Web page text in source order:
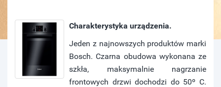
Charakterystyka urządzenia.
Jeden z najnowszych produktów marki
Bosch. Czarna obudowa wykonana ze
szkła, maksymalnie nagrzanie
frontowych drzwi dochodzi do 50º C.